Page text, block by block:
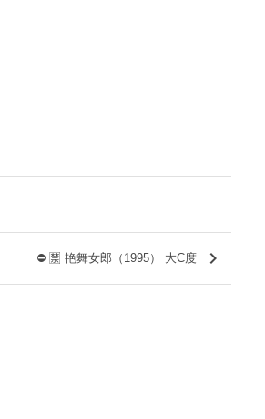
⛔️ 🈲 艳舞女郎（1995） 大C度 keyboard_arrow_right